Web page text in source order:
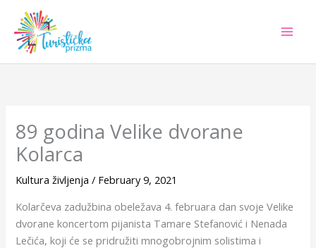
content
89 godina Velike dvorane
Kolarca
Kultura življenja / February 9, 2021
Kolarčeva zadužbina obeležava 4. februara dan svoje Velike
dvorane koncertom pijanista Tamare Stefanović i Nenada
Lečića, koji će se pridružiti mnogobrojnim solistima i